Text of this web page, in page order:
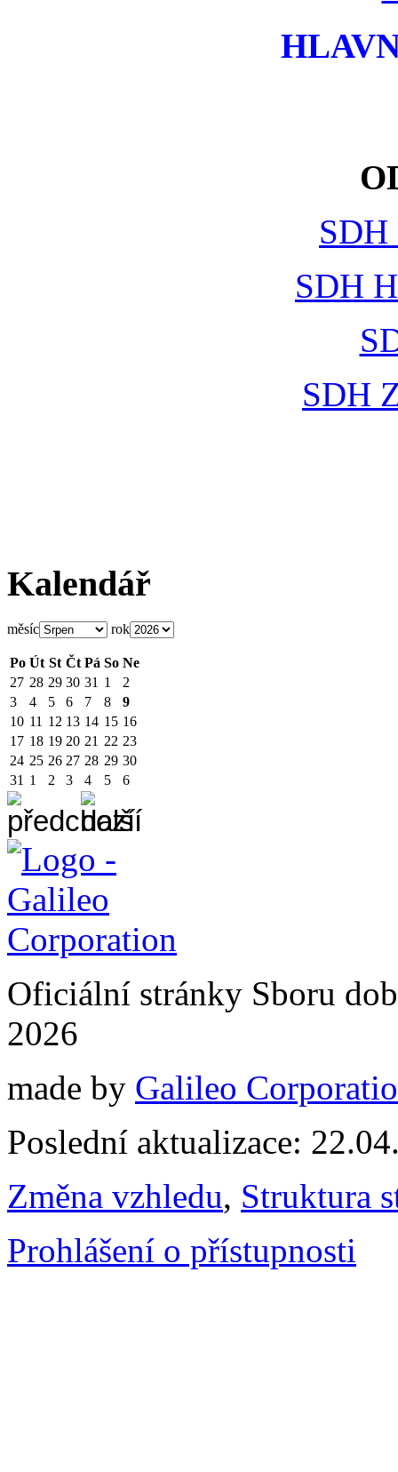
SDH
SDH
SDH
Kalendář
měsíc rok
Po Út St Čt Pá So Ne
27 28 29 30 31 1
2
3
4 5 6 7 8
9
10 11 12 13 14 15 16
17 18 19 20 21 22 23
24 25 26 27 28 29 30
31 1 2 3 4 5 6
Oficiální stránky Sboru
2026
made by Galileo
Poslední aktualizace:
Změna vzhledu, Struktura
Prohlášení o přístupnosti